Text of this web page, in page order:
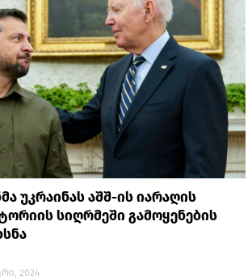
უკრაინას აშშ-ის იარაღის
სიღრმეში გამოყენების
2024